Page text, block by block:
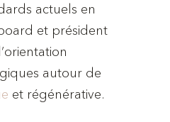
actuels en
et président
autour de
et régénérative.